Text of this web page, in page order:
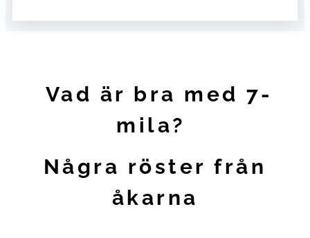
beslut kring
väder som lett
Prognosen om
regn under
gör dessutom att
försämras
ytterligare,
vilket innebär
att vi som
genomföra.
Vad är bra med 7-
mila?
Några röster från
åkarna